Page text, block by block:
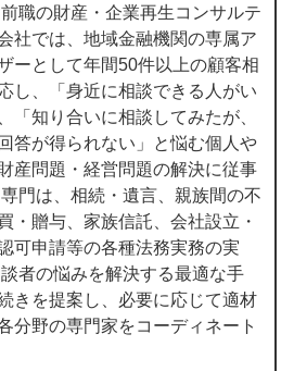
職の財産・企業再生コンサルテ
社では、地域金融機関の専属ア
ーとして年間50件以上の顧客相
し、「身近に相談できる人がい
「知り合いに相談してみたが、
答が得られない」と悩む個人や
産問題・経営問題の解決に従事
門は、相続・遺言、親族間の不
・贈与、家族信託、会社設立・
可申請等の各種法務実務の実
者の悩みを解決する最適な手
きを提案し、必要に応じて適材
分野の専門家をコーディネート